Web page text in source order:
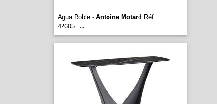
Agua Roble - Antoine Motard Réf.
42605
...